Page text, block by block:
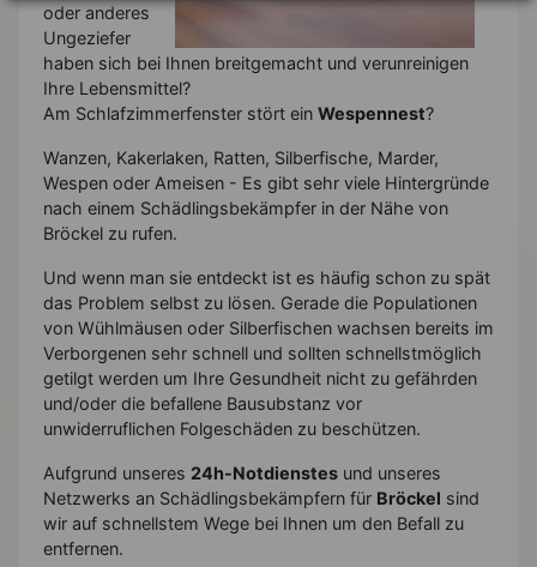
oder anderes
Ungeziefer
haben sich bei Ihnen breitgemacht und verunreinigen
Ihre Lebensmittel?
Am Schlafzimmerfenster stört ein Wespennest?
Wanzen, Kakerlaken, Ratten, Silberfische, Marder,
Wespen oder Ameisen - Es gibt sehr viele Hintergründe
nach einem Schädlingsbekämpfer in der Nähe von
Bröckel zu rufen.
Und wenn man sie entdeckt ist es häufig schon zu spät
das Problem selbst zu lösen. Gerade die Populationen
von Wühlmäusen oder Silberfischen wachsen bereits im
Verborgenen sehr schnell und sollten schnellstmöglich
getilgt werden um Ihre Gesundheit nicht zu gefährden
und/oder die befallene Bausubstanz vor
unwiderruflichen Folgeschäden zu beschützen.
Aufgrund unseres 24h-Notdienstes und unseres
Netzwerks an Schädlingsbekämpfern für Bröckel sind
wir auf schnellstem Wege bei Ihnen um den Befall zu
entfernen.